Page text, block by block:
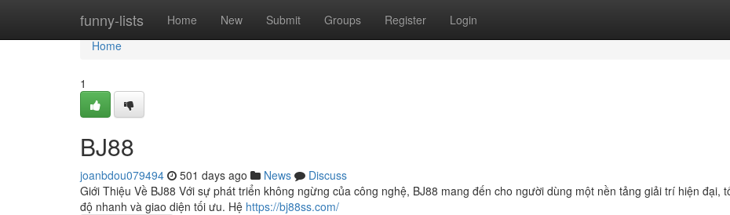
funny-lists Home New Submit Groups Register Login
Home
Home
1
BJ88
joanbdou079494 501 days ago News
Discuss
Giới Thiệu Về BJ88 Với sự phát triển không ngừng của công nghệ, BJ88 mang đến cho người dùng một nền tảng giải trí hiện đại,
độ nhanh và giao diện tối ưu. Hệ https://bj88ss.com/